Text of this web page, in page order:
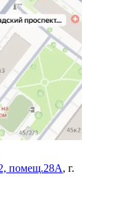
помещ.28А, г.